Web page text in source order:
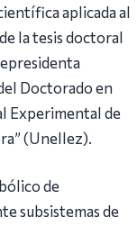
aplicada al
la tesis doctoral
Doctorado en
Experimental de
(Unellez).
de
subsistemas de